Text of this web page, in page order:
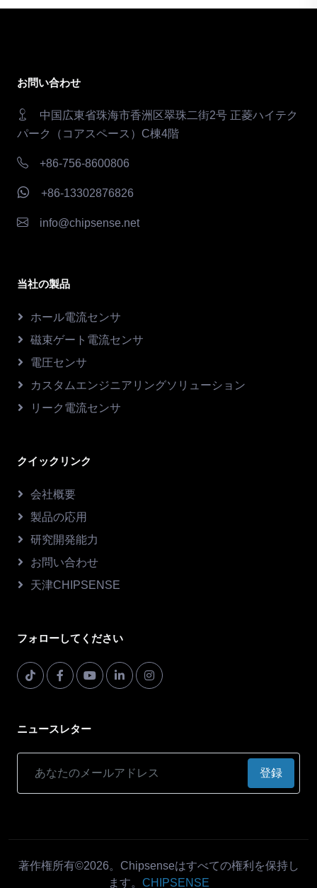
お問い合わせ
中国広東省珠海市香洲区翠珠二街2号 正菱ハイテク
パーク（コアスペース）C棟4階
+86-756-8600806
+86-13302876826
info@chipsense.net
当社の製品
ホール電流センサ
磁束ゲート電流センサ
電圧センサ
カスタムエンジニアリングソリューション
リーク電流センサ
クイックリンク
会社概要
製品の応用
研究開発能力
お問い合わせ
天津CHIPSENSE
フォローしてください
ニュースレター
登録
著作権所有©2026。Chipsenseはすべての権利を保持し
ます。 CHIPSENSE